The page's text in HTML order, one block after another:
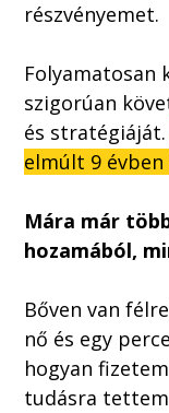
részvényemet.
Folyamatosan
szigorúan
és
elmúlt 9 évben
Mára már
hozamából,
Bőven van
nő és egy
hogyan
tudásra